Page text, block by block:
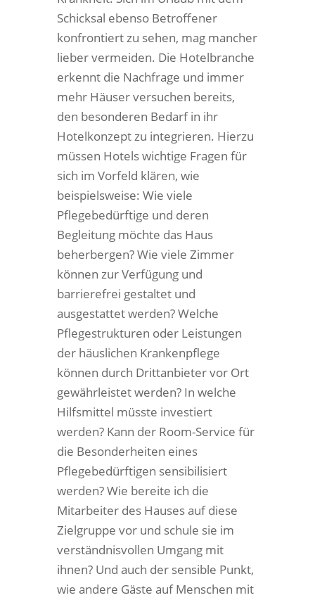
Schicksal ebenso Betroffener
konfrontiert zu sehen, mag mancher
lieber vermeiden. Die Hotelbranche
erkennt die Nachfrage und immer
mehr Häuser versuchen bereits,
den besonderen Bedarf in ihr
Hotelkonzept zu integrieren. Hierzu
müssen Hotels wichtige Fragen für
sich im Vorfeld klären, wie
beispielsweise: Wie viele
Pflegebedürftige und deren
Begleitung möchte das Haus
beherbergen? Wie viele Zimmer
können zur Verfügung und
barrierefrei gestaltet und
ausgestattet werden? Welche
Pflegestrukturen oder Leistungen
der häuslichen Krankenpflege
können durch Drittanbieter vor Ort
gewährleistet werden? In welche
Hilfsmittel müsste investiert
werden? Kann der Room-Service für
die Besonderheiten eines
Pflegebedürftigen sensibilisiert
werden? Wie bereite ich die
Mitarbeiter des Hauses auf diese
Zielgruppe vor und schule sie im
verständnisvollen Umgang mit
ihnen? Und auch der sensible Punkt,
wie andere Gäste auf Menschen mit